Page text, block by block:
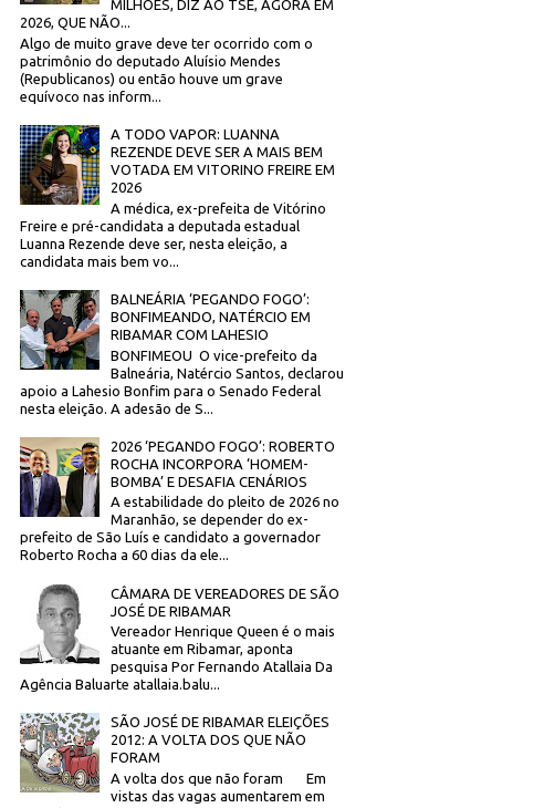
MILHÕES, DIZ AO TSE, AGORA EM
2026, QUE NÃO...
Algo de muito grave deve ter ocorrido com o
patrimônio do deputado Aluísio Mendes
(Republicanos) ou então houve um grave
equívoco nas inform...
A TODO VAPOR: LUANNA
REZENDE DEVE SER A MAIS BEM
VOTADA EM VITORINO FREIRE EM
2026
A médica, ex-prefeita de Vitórino
Freire e pré-candidata a deputada estadual
Luanna Rezende deve ser, nesta eleição, a
candidata mais bem vo...
BALNEÁRIA ‘PEGANDO FOGO’:
BONFIMEANDO, NATÉRCIO EM
RIBAMAR COM LAHESIO
BONFIMEOU O vice-prefeito da
Balneária, Natércio Santos, declarou
apoio a Lahesio Bonfim para o Senado Federal
nesta eleição. A adesão de S...
2026 ‘PEGANDO FOGO’: ROBERTO
ROCHA INCORPORA ‘HOMEM-
BOMBA’ E DESAFIA CENÁRIOS
A estabilidade do pleito de 2026 no
Maranhão, se depender do ex-
prefeito de São Luís e candidato a governador
Roberto Rocha a 60 dias da ele...
CÂMARA DE VEREADORES DE SÃO
JOSÉ DE RIBAMAR
Vereador Henrique Queen é o mais
atuante em Ribamar, aponta
pesquisa Por Fernando Atallaia Da
Agência Baluarte atallaia.balu...
SÃO JOSÉ DE RIBAMAR ELEIÇÕES
2012: A VOLTA DOS QUE NÃO
FORAM
A volta dos que não foram Em
vistas das vagas aumentarem em